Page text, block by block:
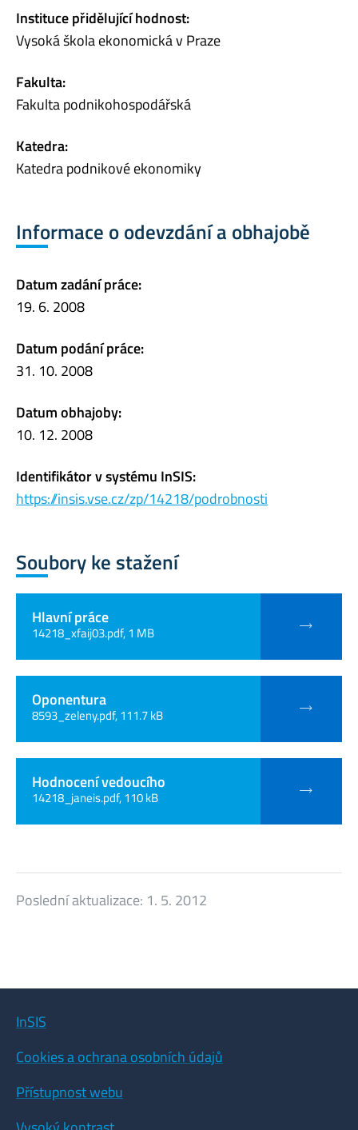
Instituce přidělující hodnost:
Vysoká škola ekonomická v Praze
Fakulta:
Fakulta podnikohospodářská
Katedra:
Katedra podnikové ekonomiky
Informace o odevzdání a obhajobě
Datum zadání práce:
19. 6. 2008
Datum podání práce:
31. 10. 2008
Datum obhajoby:
10. 12. 2008
Identifikátor v systému InSIS:
https://insis.vse.cz/zp/14218/podrobnosti
Soubory ke stažení
Hlavní práce
14218_xfaij03.pdf, 1 MB
Oponentura
8593_zeleny.pdf, 111.7 kB
Hodnocení vedoucího
14218_janeis.pdf, 110 kB
Poslední aktualizace: 1. 5. 2012
InSIS
Cookies a ochrana osobních údajů
Přístupnost webu